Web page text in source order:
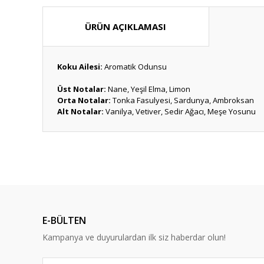
ÜRÜN AÇIKLAMASI
Koku Ailesi: Aromatik Odunsu
Üst Notalar: Nane, Yeşil Elma, Limon
Orta Notalar: Tonka Fasulyesi, Sardunya, Ambroksan
Alt Notalar: Vanilya, Vetiver, Sedir Ağacı, Meşe Yosunu
Ürün bilgilerinde hatalar bulunuyor.
Ürün fiyatı diğer sitelerden daha pahalı.
Bu ürüne benzer farklı alternatifler olmalı.
Güzel bir alışveriş deneyimi oldu memnun kaldım
Dilan Kaplan | 24/05/2025
E-BÜLTEN
Kampanya ve duyurulardan ilk siz haberdar olun!